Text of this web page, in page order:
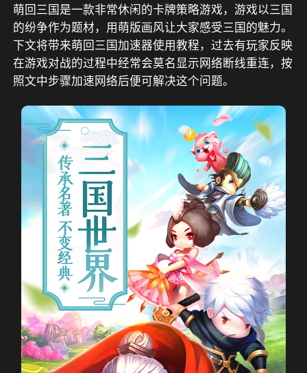
萌回三国是一款非常休闲的卡牌策略游戏，游戏以三国
的纷争作为题材，用萌版画风让大家感受三国的魅力。
下文将带来萌回三国加速器使用教程，过去有玩家反映
在游戏对战的过程中经常会莫名显示网络断线重连，按
照文中步骤加速网络后便可解决这个问题。